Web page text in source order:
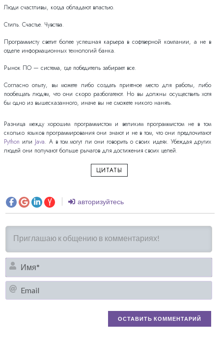
Люди счастливы, когда обладают властью.
Стиль. Счастье. Чувства.
Программисту светит более успешная карьера в софтверной компании, а не в
отделе информационных технологий банка.
Рынок ПО — система, где победитель забирает все.
Согласно опыту, вы можете либо создать приятное место для работы, либо
пообещать людям, что они скоро разбогатеют. Но вы должны осуществить хотя
бы одно из вышесказанного, иначе вы не сможете никого нанять.
Разница между хорошим программистом и великим программистом не в том
сколько языков программирования они знают и не в том, что они предпочитают
Python или Java. А в том могут ли они говорить о своих идеях. Убеждая других
людей они получают больше рычагов для достижения своих целей.
ЦИТАТЫ
авторизуйтесь